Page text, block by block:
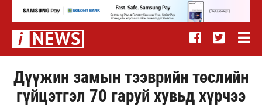
Дүүжин замын тээврийн төслийн
гүйцэтгэл 70 гаруй хувьд хүрчээ